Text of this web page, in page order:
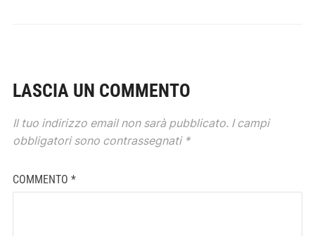
LASCIA UN COMMENTO
Il tuo indirizzo email non sarà pubblicato. I campi
obbligatori sono contrassegnati *
COMMENTO *